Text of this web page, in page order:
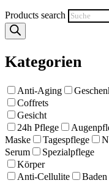
Products search
Kategorien
Anti-Aging
Coffrets
Gesicht
24h Pflege
Maske
Tagespflege
Serum
Spezialpflege
Körper
Anti-Cellulite